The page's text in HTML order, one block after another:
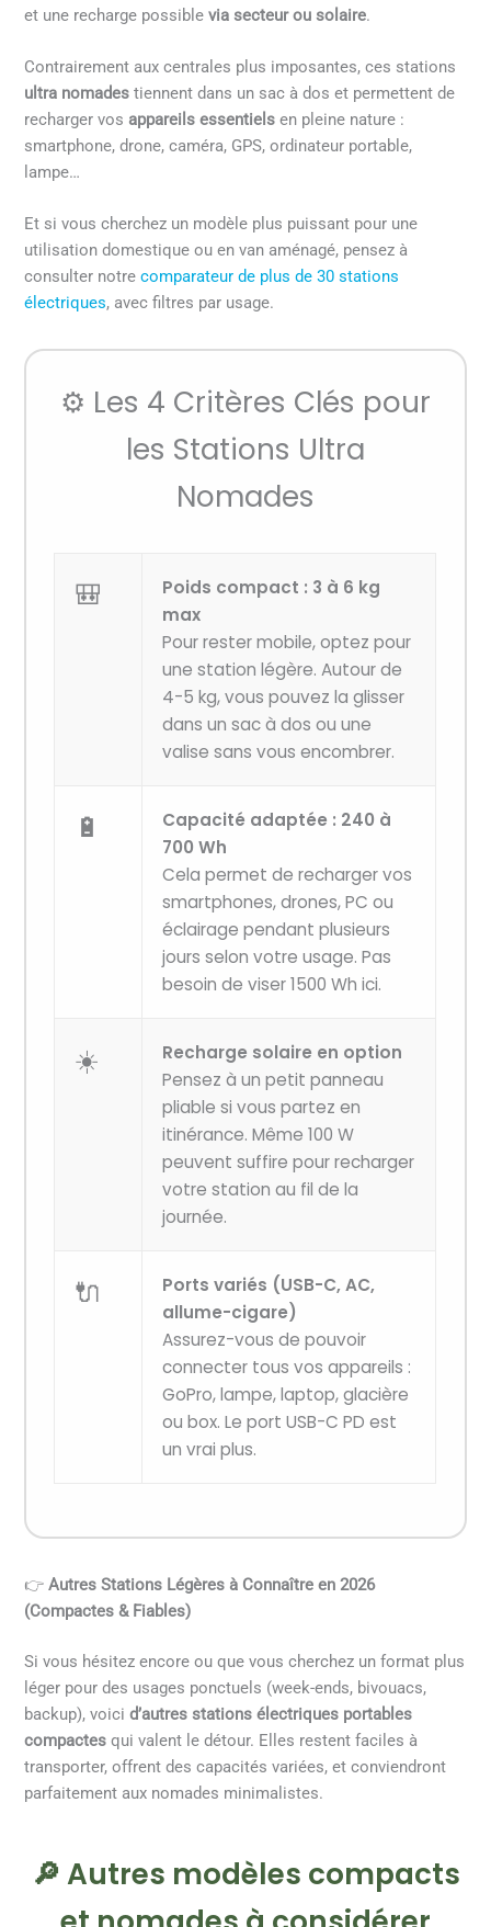
et une recharge possiblevia secteur ou solaire.
Contrairement aux centrales plus imposantes, ces stations
ultra nomades tiennent dans un sac à dos et permettent de
recharger vos appareils essentiels en pleine nature :
smartphone, drone, caméra, GPS, ordinateur portable,
lampe…
Et si vous cherchez un modèle plus puissant pour une
utilisation domestique ou en van aménagé, pensez à
consulter notrecomparateur de plus de 30 stations
électriques, avec filtres par usage.
⚙️ Les 4 Critères Clés pour
les Stations Ultra
Nomades
🎒
Poids compact : 3 à 6 kg
max
Pour rester mobile, optez pour
une station légère. Autour de
4-5 kg, vous pouvez la glisser
dans un sac à dos ou une
valise sans vous encombrer.
🔋
Capacité adaptée : 240 à
700 Wh
Cela permet de recharger vos
smartphones, drones, PC ou
éclairage pendant plusieurs
jours selon votre usage. Pas
besoin de viser 1500 Wh ici.
☀️
Recharge solaire en option
Pensez à un petit panneau
pliable si vous partez en
itinérance. Même 100 W
peuvent suffire pour recharger
votre station au fil de la
journée.
🔌
Ports variés (USB-C, AC,
allume-cigare)
Assurez-vous de pouvoir
connecter tous vos appareils :
GoPro, lampe, laptop, glacière
ou box. Le port USB-C PD est
un vrai plus.
👉Autres Stations Légères à Connaître en 2026
(Compactes & Fiables)
Si vous hésitez encore ou que vous cherchez un format plus
léger pour des usages ponctuels (week-ends, bivouacs,
backup), voicid’autres stations électriques portables
compactes qui valent le détour. Elles restent faciles à
transporter, offrent des capacités variées, et conviendront
parfaitement aux nomades minimalistes.
🔎 Autres modèles compacts